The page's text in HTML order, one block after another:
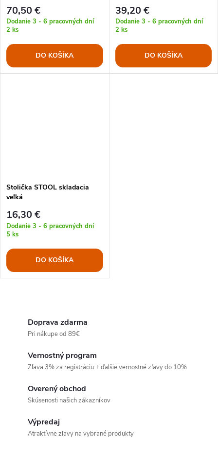
70,50 €
Dodanie 3 - 6 pracovných dní
2 ks
DO KOŠÍKA
39,20 €
Dodanie 3 - 6 pracovných dní
2 ks
DO KOŠÍKA
Stolička STOOL skladacia
veľká
16,30 €
Dodanie 3 - 6 pracovných dní
5 ks
DO KOŠÍKA
Doprava zdarma
Pri nákupe od 89€
Vernostný program
Zľava 3% za registráciu + ďalšie vernostné zľavy do 10%
Overený obchod
Skúsenosti našich zákazníkov
Výpredaj
Atraktívne zľavy na vybrané produkty